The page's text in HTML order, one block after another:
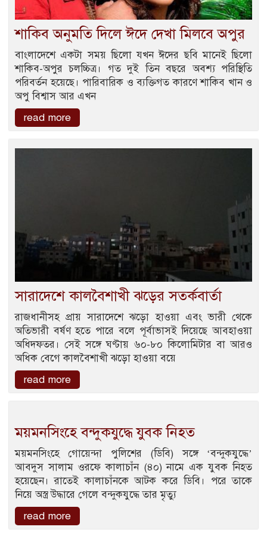
শাকিব অনুমতি দিলে ঈদে দেখা মিলবে অপুর
বাংলাদেশে একটা সময় ছিলো যখন ঈদের ছবি মানেই ছিলো
শাকিব-অপুর চলচ্চিত্র। গত দুই তিন বছরে অবশ্য পরিস্থিতি
পরিবর্তন হয়েছে। পারিবারিক ও ব্যক্তিগত কারণে শাকিব খান ও
অপু বিশ্বাস আর এখন
read more
সারাদেশে কালবৈশাখী ঝড়ের সতর্কবার্তা
রাজধানীসহ প্রায় সারাদেশে ঝড়ো হাওয়া এবং ভারী থেকে
অতিভারী বর্ষণ হতে পারে বলে পূর্বাভাসই দিয়েছে আবহাওয়া
অধিদফতর। সেই সঙ্গে ঘণ্টায় ৬০-৮০ কিলোমিটার বা আরও
অধিক বেগে কালবৈশাখী ঝড়ো হাওয়া বয়ে
read more
ময়মনসিংহে বন্দুকযুদ্ধে যুবক নিহত
ময়মনসিংহে গোয়েন্দা পুলিশের (ডিবি) সঙ্গে ‘বন্দুকযুদ্ধে’
আবদুস সালাম ওরফে কালাচাঁন (৪০) নামে এক যুবক নিহত
হয়েছেন। রাতেই কালাচাঁনকে আটক করে ডিবি। পরে তাকে
নিয়ে অস্ত্র উদ্ধারে গেলে বন্দুকযুদ্ধে তার মৃত্যু
read more